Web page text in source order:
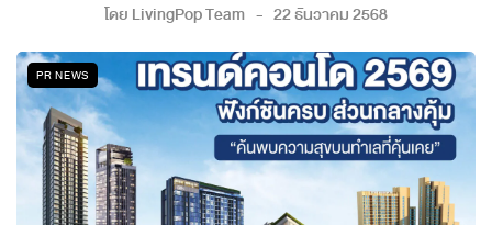
โดย LivingPop Team 22 ธันวาคม 2568
PR NEWS